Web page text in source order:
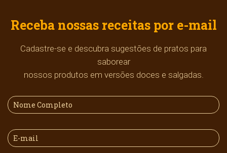
Receba nossas receitas por e-mail
Cadastre-se e descubra sugestões de pratos para
saborear
nossos produtos em versões doces e salgadas.